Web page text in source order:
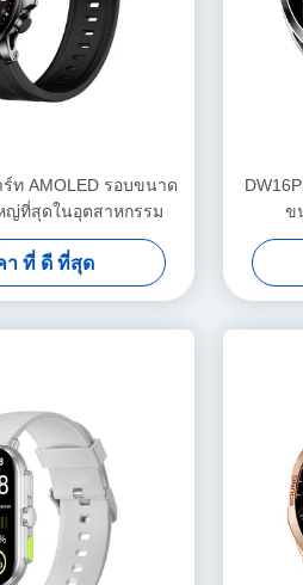
ท AMOLED รอบขนาด
ญ่ที่สุดในอุตสาหกรรม
า ที่ ดี ที่สุด
ข